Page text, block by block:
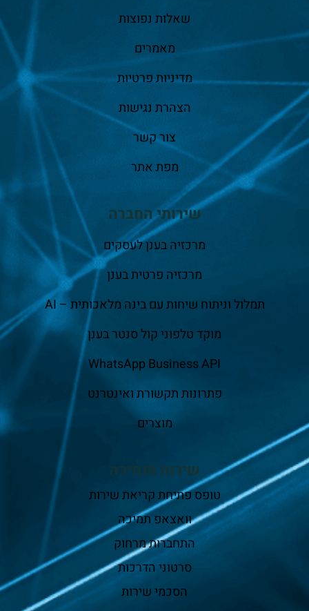
שאלות נפוצות
מאמרים
מדיניות פרטיות
הצהרת נגישות
צור קשר
מפת אתר
שירותי החברה
מרכזיה בענן לעסקים
מרכזיה פרטית בענן
תמלול וניתוח שיחות עם בינה מלאכותית – AI
מוקד טלפוני קול סנטר בענן
WhatsApp Business API
פתרונות תקשורת ואינטרנט
מוצרים
שירות ותמיכה
טופס פתיחת קריאת שירות
וואצאפ תמיכה
התחברות מרחוק
סרטוני הדרכות
הסכמי שירות